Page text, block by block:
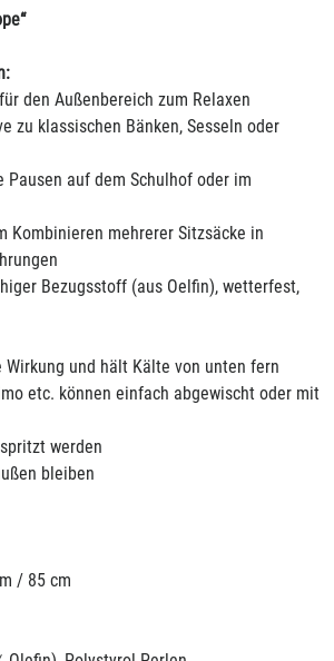
den Außenbereich zum Relaxen
zu klassischen Bänken, Sesseln oder
Pausen auf dem Schulhof oder im
Kombinieren mehrerer Sitzsäcke in
Bezugsstoff (aus Oelfin), wetterfest,
Wirkung und hält Kälte von unten fern
etc. können einfach abgewischt oder mit
werden
bleiben
/ 85 cm